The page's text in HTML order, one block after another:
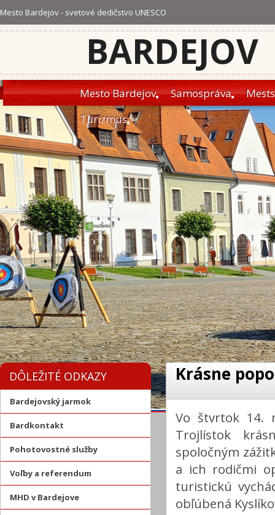
Mesto Bardejov - svetové dedičstvo UNESCO
BARDEJOV
Mesto Bardejov Samospráva
Turizmus
DÔLEŽITÉ ODKAZY
Bardejovský jarmok
Bardkontakt
Pohotovostné služby
Voľby a referendum
MHD v Bardejove
Krásne
Vo štvrtok 14.
Trojlístok
spoločným
a ich rodičmi
turistickú
obľúbená